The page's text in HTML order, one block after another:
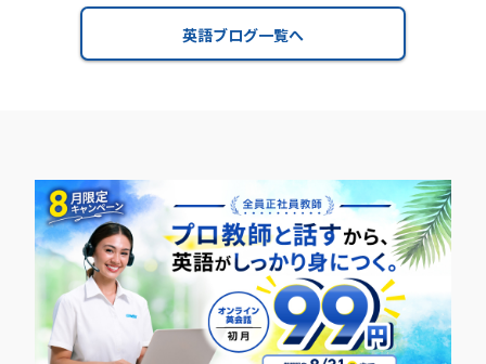
英語ブログ一覧へ